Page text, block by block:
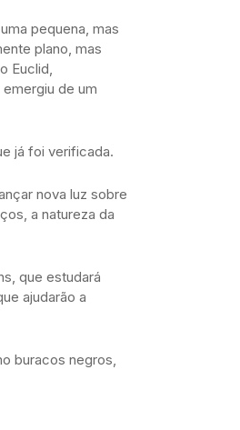
pequena, mas
plano, mas
Euclid,
de um
já foi verificada.
nova luz sobre
a natureza da
que estudará
ajudarão a
buracos negros,